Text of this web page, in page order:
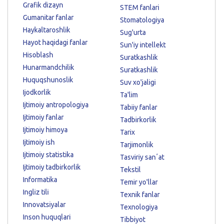
Grafik dizayn
Gumanitar fanlar
Haykaltaroshlik
Hayot haqidagi fanlar
Hisoblash
Hunarmandchilik
Huquqshunoslik
Ijodkorlik
Ijtimoiy antropologiya
Ijtimoiy fanlar
Ijtimoiy himoya
Ijtimoiy ish
Ijtimoiy statistika
Ijtimoiy tadbirkorlik
Informatika
Ingliz tili
Innovatsiyalar
Inson huquqlari
STEM fanlari
Stomatologiya
Sug'urta
Sun'iy intellekt
Suratkashlik
Suratkashlik
Suv xo'jaligi
Ta'lim
Tabiiy fanlar
Tadbirkorlik
Tarix
Tarjimonlik
Tasviriy sanʼat
Tekstil
Temir yo'llar
Texnik fanlar
Texnologiya
Tibbiyot